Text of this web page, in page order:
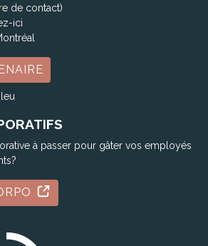
de contact)
ici
à passer pour gâter vos employés